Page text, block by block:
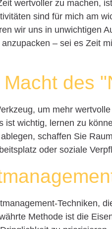
wertvoller zu machen,
sind für mich am
wir uns in unwichtigen
– sei es Zeit
des
um mehr
ist wichtig, lernen zu
schaffen Sie
oder soziale
Techniken,
Methode ist die